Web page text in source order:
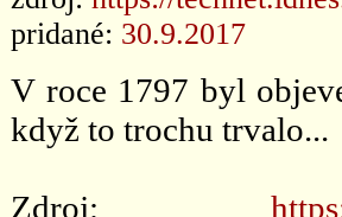
pridané: 30.9.2017
V roce 1797 byl
když to trochu trvalo...
Zdroj: